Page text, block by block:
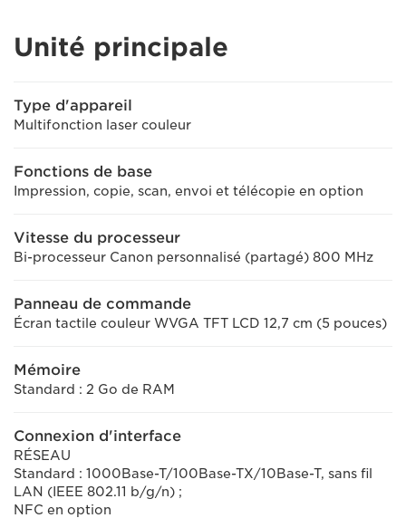
Unité principale
Type d'appareil
Multifonction laser couleur
Fonctions de base
Impression, copie, scan, envoi et télécopie en option
Vitesse du processeur
Bi-processeur Canon personnalisé (partagé) 800 MHz
Panneau de commande
Écran tactile couleur WVGA TFT LCD 12,7 cm (5 pouces)
Mémoire
Standard : 2 Go de RAM
Connexion d'interface
RÉSEAU
Standard : 1000Base-T/100Base-TX/10Base-T, sans fil
LAN (IEEE 802.11 b/g/n) ;
NFC en option